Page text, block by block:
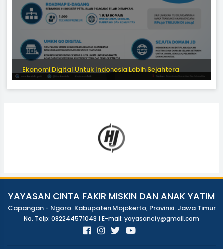
Ekonomi Digital Untuk Indonesia Lebih Sejahtera
YAYASAN CINTA FAKIR MISKIN DAN ANAK YATIM
Capangan - Ngoro. Kabupaten Mojokerto, Provinsi: Jawa Timur
No. Telp: 082244571043 | E-mail: yayasancfy@gmail.com